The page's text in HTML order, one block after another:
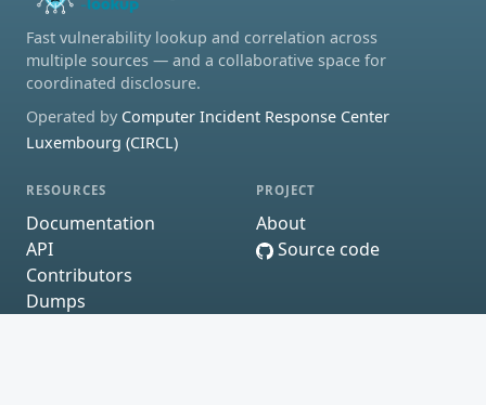
Fast vulnerability lookup and correlation across
multiple sources — and a collaborative space for
coordinated disclosure.
Operated by Computer Incident Response Center
Luxembourg (CIRCL)
RESOURCES
Documentation
API
Contributors
Dumps
PROJECT
About
Source code